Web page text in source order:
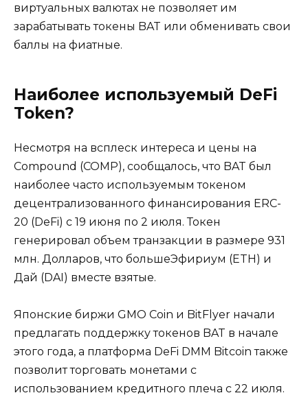
виртуальных валютах не позволяет им
зарабатывать токены BAT или обменивать свои
баллы на фиатные.
Наиболее используемый DeFi
Token?
Несмотря на всплеск интереса и цены на
Compound (COMP), сообщалось, что BAT был
наиболее часто используемым токеном
децентрализованного финансирования ERC-
20 (DeFi) с 19 июня по 2 июля. Токен
генерировал объем транзакции в размере 931
млн. Долларов, что большеЭфириум (ETH) и
Дай (DAI) вместе взятые.
Японские биржи GMO Coin и BitFlyer начали
предлагать поддержку токенов BAT в начале
этого года, а платформа DeFi DMM Bitcoin также
позволит торговать монетами с
использованием кредитного плеча с 22 июля.